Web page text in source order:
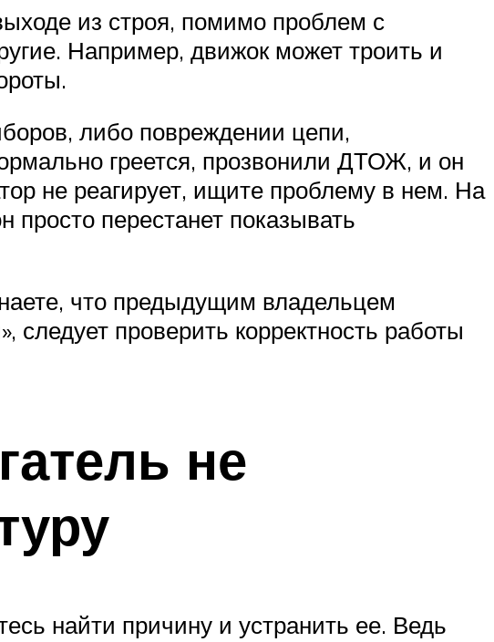
из строя, помимо проблем с
Например, движок может троить и
либо повреждении цепи,
греется, прозвонили ДТОЖ, и он
не реагирует, ищите проблему в нем. На
просто перестанет показывать
что предыдущим владельцем
проверить корректность работы
не
найти причину и устранить ее. Ведь